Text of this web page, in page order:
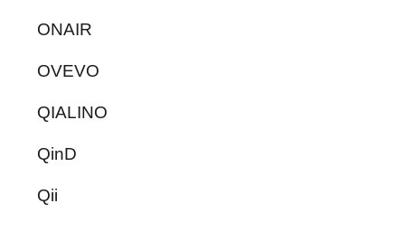
ONAIR
OVEVO
QIALINO
QinD
Qii